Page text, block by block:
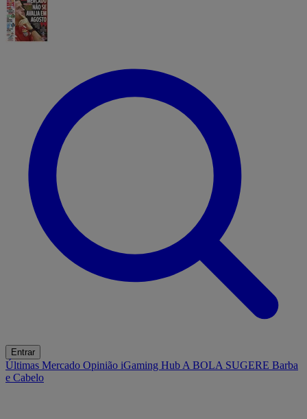
Entrar
Últimas Mercado Opinião iGaming Hub A BOLA SUGERE Barba
e Cabelo